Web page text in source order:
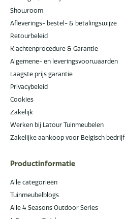
Showroom
Afleverings- bestel- & betalingswijze
Retourbeleid
Klachtenprocedure & Garantie
Algemene- en leveringsvoorwaarden
Laagste prijs garantie
Privacybeleid
Cookies
Zakelijk
Werken bij Latour Tuinmeubelen
Zakelijke aankoop voor Belgisch bedrijf
Productinformatie
Alle categorieën
Tuinmeubelblogs
Alle 4 Seasons Outdoor Series